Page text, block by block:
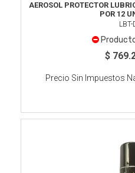
AEROSOL PROTECTOR
POR 12
LBT-
$
Precio Sin Impuestos